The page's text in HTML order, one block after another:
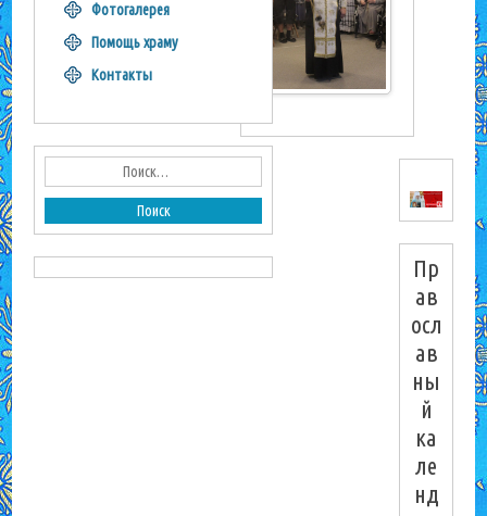
Пр
ав
осл
ав
ны
й
ка
ле
нд
Фотогалерея
Помощь храму
Контакты